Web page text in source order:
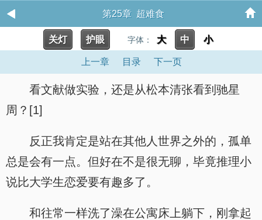
第25章 超难食
关灯 护眼 字体： 大 中 小
上一章 目录 下一页
看文献做实验，还是从松本清张看到驰星
周？[1]
反正我肯定是站在其他人世界之外的，孤单
总是会有一点。但好在不是很无聊，毕竟推理小
说比大学生恋爱要有趣多了。
和往常一样洗了澡在公寓床上躺下，刚拿起